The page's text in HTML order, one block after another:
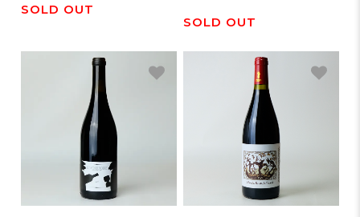
SOLD OUT
SOLD OUT